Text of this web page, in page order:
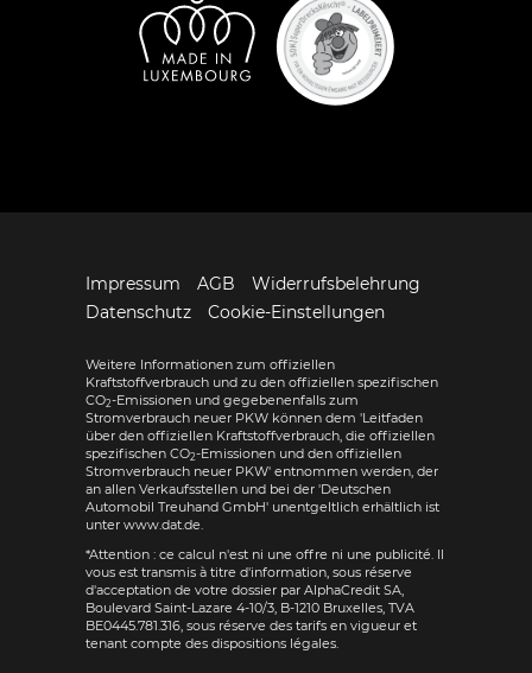
Impressum AGB
Widerrufsbelehrung
Datenschutz
Cookie-Einstellungen
Weitere Informationen zum offiziellen
Kraftstoffverbrauch und zu den offiziellen spezifischen
CO2-Emissionen und gegebenenfalls zum
Stromverbrauch neuer PKW können dem 'Leitfaden
über den offiziellen Kraftstoffverbrauch, die offiziellen
spezifischen CO2-Emissionen und den offiziellen
Stromverbrauch neuer PKW' entnommen werden, der
an allen Verkaufsstellen und bei der 'Deutschen
Automobil Treuhand GmbH' unentgeltlich erhältlich ist
unter www.dat.de.
*Attention : ce calcul n'est ni une offre ni une publicité. Il
vous est transmis à titre d'information, sous réserve
d'acceptation de votre dossier par AlphaCredit SA,
Boulevard Saint-Lazare 4-10/3, B-1210 Bruxelles, TVA
BE0445.781.316, sous réserve des tarifs en vigueur et
tenant compte des dispositions légales.